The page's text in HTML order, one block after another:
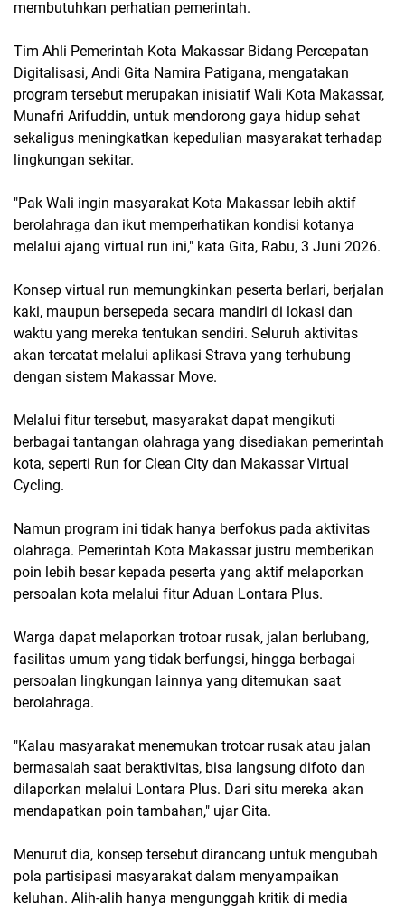
membutuhkan perhatian pemerintah.
Tim Ahli Pemerintah Kota Makassar Bidang Percepatan
Digitalisasi, Andi Gita Namira Patigana, mengatakan
program tersebut merupakan inisiatif Wali Kota Makassar,
Munafri Arifuddin, untuk mendorong gaya hidup sehat
sekaligus meningkatkan kepedulian masyarakat terhadap
lingkungan sekitar.
"Pak Wali ingin masyarakat Kota Makassar lebih aktif
berolahraga dan ikut memperhatikan kondisi kotanya
melalui ajang virtual run ini," kata Gita, Rabu, 3 Juni 2026.
Konsep virtual run memungkinkan peserta berlari, berjalan
kaki, maupun bersepeda secara mandiri di lokasi dan
waktu yang mereka tentukan sendiri. Seluruh aktivitas
akan tercatat melalui aplikasi Strava yang terhubung
dengan sistem Makassar Move.
Melalui fitur tersebut, masyarakat dapat mengikuti
berbagai tantangan olahraga yang disediakan pemerintah
kota, seperti Run for Clean City dan Makassar Virtual
Cycling.
Namun program ini tidak hanya berfokus pada aktivitas
olahraga. Pemerintah Kota Makassar justru memberikan
poin lebih besar kepada peserta yang aktif melaporkan
persoalan kota melalui fitur Aduan Lontara Plus.
Warga dapat melaporkan trotoar rusak, jalan berlubang,
fasilitas umum yang tidak berfungsi, hingga berbagai
persoalan lingkungan lainnya yang ditemukan saat
berolahraga.
"Kalau masyarakat menemukan trotoar rusak atau jalan
bermasalah saat beraktivitas, bisa langsung difoto dan
dilaporkan melalui Lontara Plus. Dari situ mereka akan
mendapatkan poin tambahan," ujar Gita.
Menurut dia, konsep tersebut dirancang untuk mengubah
pola partisipasi masyarakat dalam menyampaikan
keluhan. Alih-alih hanya mengunggah kritik di media